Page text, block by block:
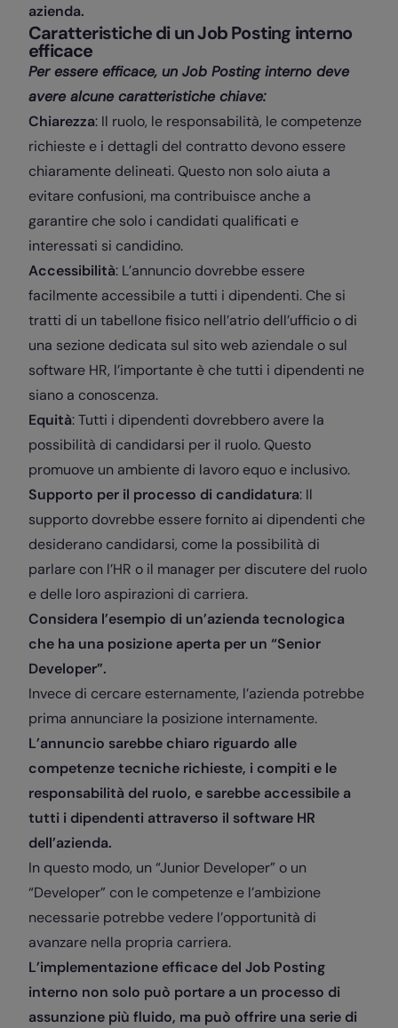
azienda.
Caratteristiche di un Job Posting interno
efficace
Per essere efficace, un Job Posting interno deve
avere alcune caratteristiche chiave:
Chiarezza: Il ruolo, le responsabilità, le competenze
richieste e i dettagli del contratto devono essere
chiaramente delineati. Questo non solo aiuta a
evitare confusioni, ma contribuisce anche a
garantire che solo i candidati qualificati e
interessati si candidino.
Accessibilità: L’annuncio dovrebbe essere
facilmente accessibile a tutti i dipendenti. Che si
tratti di un tabellone fisico nell’atrio dell’ufficio o di
una sezione dedicata sul sito web aziendale o sul
software HR, l’importante è che tutti i dipendenti ne
siano a conoscenza.
Equità: Tutti i dipendenti dovrebbero avere la
possibilità di candidarsi per il ruolo. Questo
promuove un ambiente di lavoro equo e inclusivo.
Supporto per il processo di candidatura: Il
supporto dovrebbe essere fornito ai dipendenti che
desiderano candidarsi, come la possibilità di
parlare con l’HR o il manager per discutere del ruolo
e delle loro aspirazioni di carriera.
Considera l’esempio di un’azienda tecnologica
che ha una posizione aperta per un “Senior
Developer”.
Invece di cercare esternamente, l’azienda potrebbe
prima annunciare la posizione internamente.
L’annuncio sarebbe chiaro riguardo alle
competenze tecniche richieste, i compiti e le
responsabilità del ruolo, e sarebbe accessibile a
tutti i dipendenti attraverso il software HR
dell’azienda.
In questo modo, un “Junior Developer” o un
“Developer” con le competenze e l’ambizione
necessarie potrebbe vedere l’opportunità di
avanzare nella propria carriera.
L’implementazione efficace del Job Posting
interno non solo può portare a un processo di
assunzione più fluido, ma può offrire una serie di